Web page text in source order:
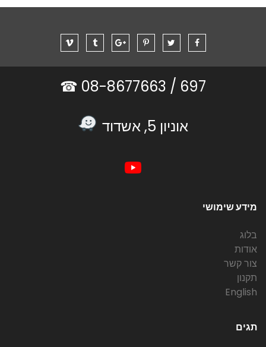
697 /
אוניון 5, אשדוד
מידע שימושי
בלוג
אודות
צור קשר
תקנון
English
תגים